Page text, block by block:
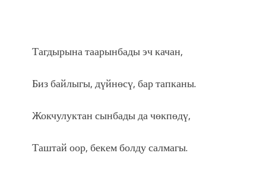
Тагдырына таарынбады эч качан,
Биз байлыгы, дүйнөсү, бар тапканы.
Жокчулуктан сынбады да чөкпөдү,
Таштай оор, бекем болду салмагы.